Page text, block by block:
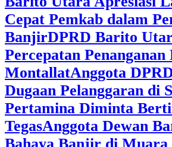
Cepat Pemkab dalam
BanjirDPRD Barito
Percepatan
MontallatAnggota
Dugaan Pelanggaran di
Pertamina Diminta
TegasAnggota Dewan